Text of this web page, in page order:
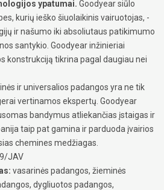
ypatumai. Goodyear siūlo
kurių ieško šiuolaikinis vairuotojas, -
ir našumo iki absoliutaus patikimumo
santykio. Goodyear inžinieriai
konstrukciją tikrina pagal daugiau nei
ir universalios padangos yra ne tik
vertinamos ekspertų. Goodyear
bandymus atliekančias įstaigas ir
taip pat gamina ir parduoda įvairios
chemines medžiagas.
JAV
vasarinės padangos, žieminės
dygliuotos padangos,